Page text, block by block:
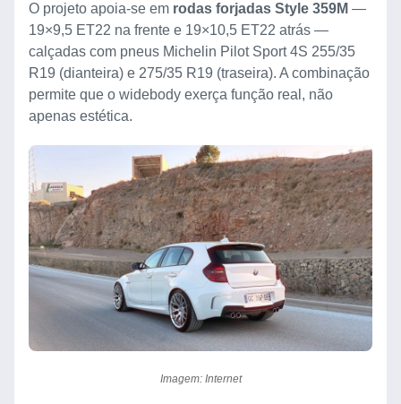
O projeto apoia-se em rodas forjadas Style 359M —
19×9,5 ET22 na frente e 19×10,5 ET22 atrás —
calçadas com pneus Michelin Pilot Sport 4S 255/35
R19 (dianteira) e 275/35 R19 (traseira). A combinação
permite que o widebody exerça função real, não
apenas estética.
Imagem: Internet